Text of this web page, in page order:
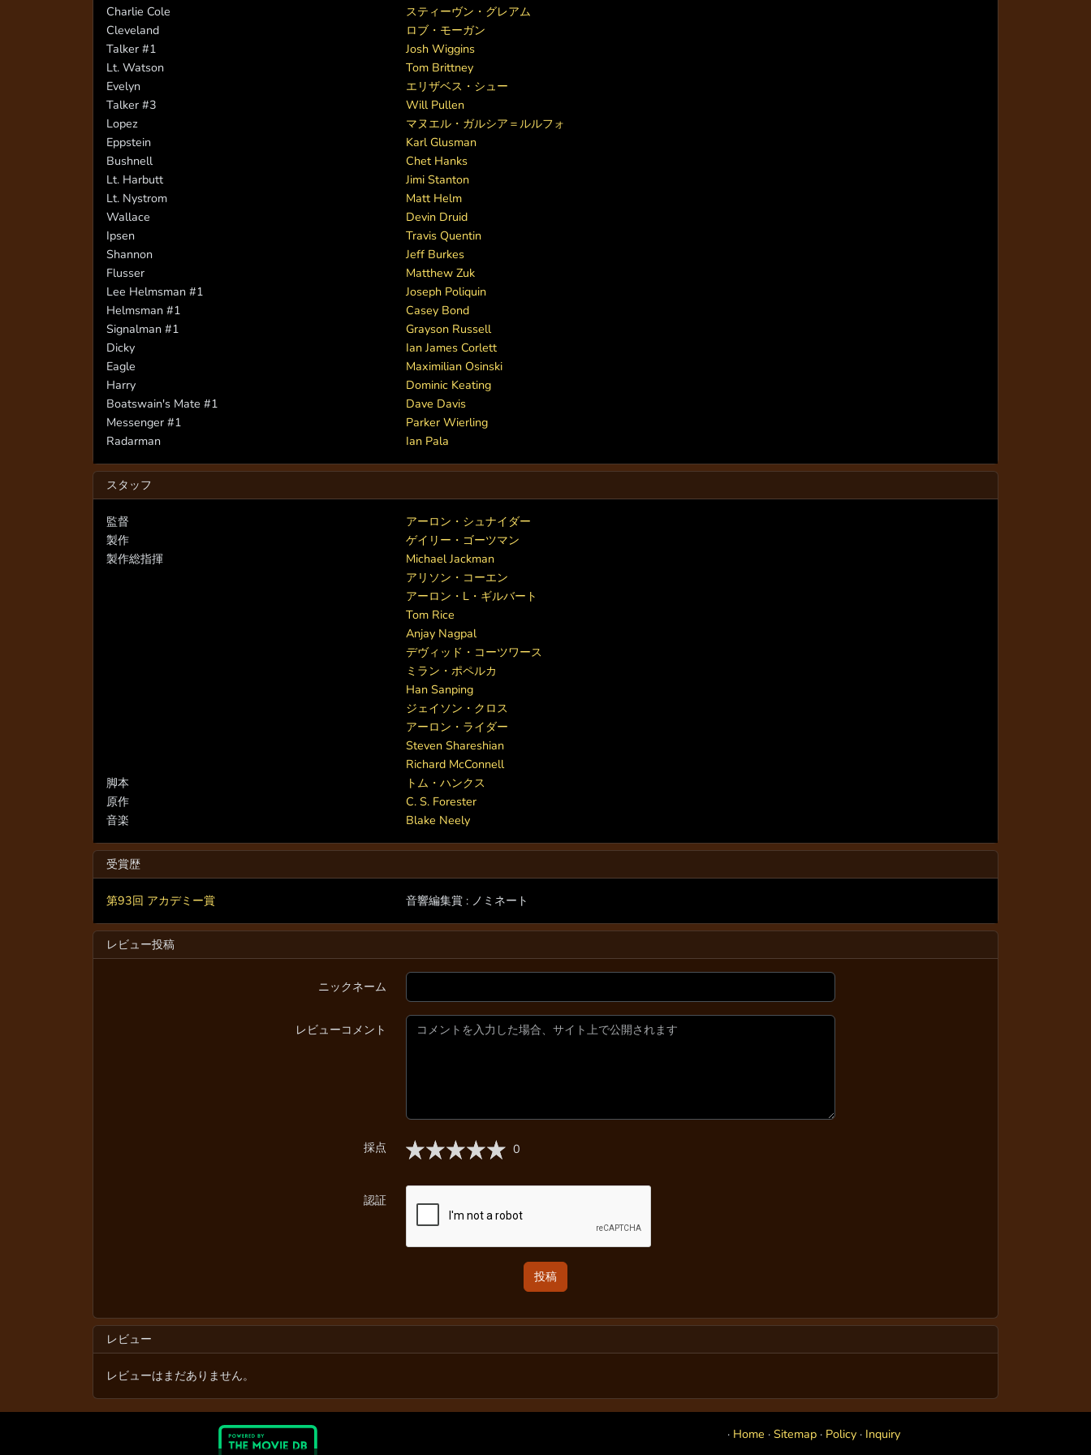
Charlie Cole
スティーヴン・グレアム
Cleveland
ロブ・モーガン
Talker #1
Josh Wiggins
Lt. Watson
Tom Brittney
Evelyn
エリザベス・シュー
Talker #3
Will Pullen
Lopez
マヌエル・ガルシア＝ルルフォ
Eppstein
Karl Glusman
Bushnell
Chet Hanks
Lt. Harbutt
Jimi Stanton
Lt. Nystrom
Matt Helm
Wallace
Devin Druid
Ipsen
Travis Quentin
Shannon
Jeff Burkes
Flusser
Matthew Zuk
Lee Helmsman #1
Joseph Poliquin
Helmsman #1
Casey Bond
Signalman #1
Grayson Russell
Dicky
Ian James Corlett
Eagle
Maximilian Osinski
Harry
Dominic Keating
Boatswain's Mate #1
Dave Davis
Messenger #1
Parker Wierling
Radarman
Ian Pala
スタッフ
監督
アーロン・シュナイダー
製作
ゲイリー・ゴーツマン
製作総指揮
Michael Jackman
アリソン・コーエン
アーロン・L・ギルバート
Tom Rice
Anjay Nagpal
デヴィッド・コーツワース
ミラン・ポペルカ
Han Sanping
ジェイソン・クロス
アーロン・ライダー
Steven Shareshian
Richard McConnell
脚本
トム・ハンクス
原作
C. S. Forester
音楽
Blake Neely
受賞歴
第93回 アカデミー賞 音響編集賞 : ノミネート
レビュー投稿
ニックネーム
レビューコメント
採点 0
認証
レビュー
レビューはまだありません。
· Home · Sitemap· Policy· Inquiry